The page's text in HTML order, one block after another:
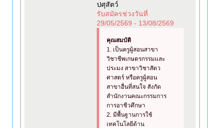
ปศุสัตว์
รับสมัครช่วงวันที่
29/05/2569 - 13/08/2569
คุณสมบัติ
1. เป็นครูผู้สอนสาขา
วิชาชีพเกษตรกรรมและ
ประมง สาขาวิชาสัตว
ศาสตร์ หรือครูผู้สอน
สาขาอื่นที่สนใจ สังกัด
สำนักงานคณะกรรมการ
การอาชีวศึกษา
2. มีพื้นฐานการใช้
เทคโนโลยีด้าน